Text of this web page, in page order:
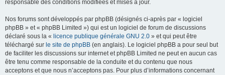
responsable des conditions modifiées et mises à jour.
Nos forums sont développés par phpBB (désignés ci-après par « logiciel
phpBB » et « phpBB Limited ») qui est un logiciel de forum de discussions
déclaré sous la « licence publique générale GNU 2.0 » et qui peut être
téléchargé sur le site de phpBB (en anglais). Le logiciel phpBB a pour seul but
de faciliter les discussions sur internet et phpBB Limited ne peut en aucun cas
être tenu comme responsable de la conduite et du contenu que nous
acceptons et que nous n’acceptons pas. Pour plus d’informations concernant